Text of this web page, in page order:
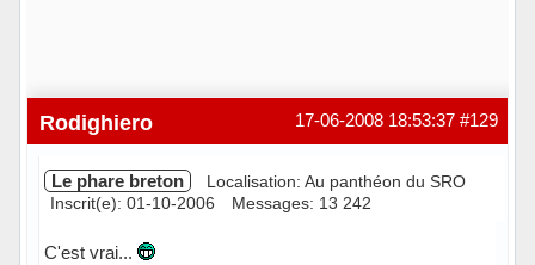
#129
17-06-2008 18:53:37
Rodighiero
Le phare breton
Localisation: Au panthéon du SRO
Inscrit(e): 01-10-2006
Messages: 13 242
C'est vrai...